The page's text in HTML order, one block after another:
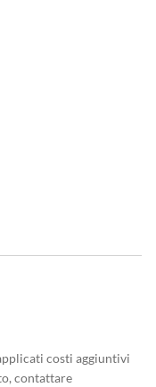
costi aggiuntivi
contattare